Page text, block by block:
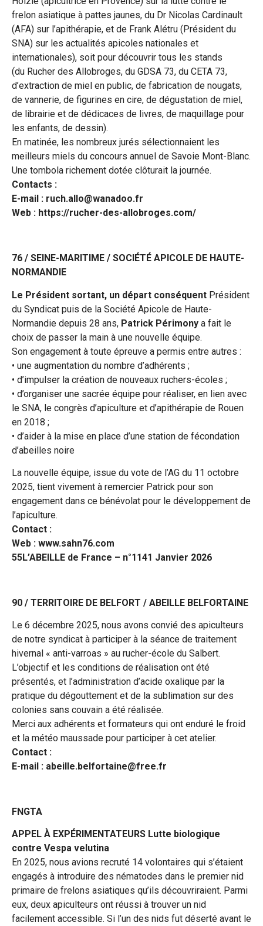
frelon asiatique à pattes jaunes, du Dr Nicolas Cardinault
(AFA) sur l’apithérapie, et de Frank Alétru (Président du
SNA) sur les actualités apicoles nationales et
internationales), soit pour découvrir tous les stands
(du Rucher des Allobroges, du GDSA 73, du CETA 73,
d’extraction de miel en public, de fabrication de nougats,
de vannerie, de figurines en cire, de dégustation de miel,
de librairie et de dédicaces de livres, de maquillage pour
les enfants, de dessin).
En matinée, les nombreux jurés sélectionnaient les
meilleurs miels du concours annuel de Savoie Mont-Blanc.
Une tombola richement dotée clôturait la journée.
Contacts :
E-mail : ruch.allo@wanadoo.fr
Web : https://rucher-des-allobroges.com/
76 / SEINE-MARITIME / SOCIÉTÉ APICOLE DE HAUTE-
NORMANDIE
Le Président sortant, un départ conséquent Président
du Syndicat puis de la Société Apicole de Haute-
Normandie depuis 28 ans, Patrick Périmony a fait le
choix de passer la main à une nouvelle équipe.
Son engagement à toute épreuve a permis entre autres :
• une augmentation du nombre d’adhérents ;
• d’impulser la création de nouveaux ruchers-écoles ;
• d’organiser une sacrée équipe pour réaliser, en lien avec
le SNA, le congrès d’apiculture et d’apithérapie de Rouen
en 2018 ;
• d’aider à la mise en place d’une station de fécondation
d’abeilles noire
La nouvelle équipe, issue du vote de l’AG du 11 octobre
2025, tient vivement à remercier Patrick pour son
engagement dans ce bénévolat pour le développement de
l’apiculture.
Contact :
Web : www.sahn76.com
55L’ABEILLE de France – n°1141 Janvier 2026
90 / TERRITOIRE DE BELFORT / ABEILLE BELFORTAINE
Le 6 décembre 2025, nous avons convié des apiculteurs
de notre syndicat à participer à la séance de traitement
hivernal « anti-varroas » au rucher-école du Salbert.
L’objectif et les conditions de réalisation ont été
présentés, et l’administration d’acide oxalique par la
pratique du dégouttement et de la sublimation sur des
colonies sans couvain a été réalisée.
Merci aux adhérents et formateurs qui ont enduré le froid
et la météo maussade pour participer à cet atelier.
Contact :
E-mail : abeille.belfortaine@free.fr
FNGTA
APPEL À EXPÉRIMENTATEURS Lutte biologique
contre Vespa velutina
En 2025, nous avions recruté 14 volontaires qui s’étaient
engagés à introduire des nématodes dans le premier nid
primaire de frelons asiatiques qu’ils découvriraient. Parmi
eux, deux apiculteurs ont réussi à trouver un nid
facilement accessible. Si l’un des nids fut déserté avant le